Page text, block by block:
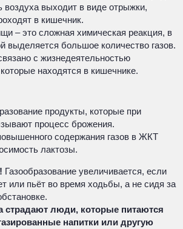
воздуха выходит в виде отрыжки,
в кишечник.
– это сложная химическая реакция, в
выделяется большое количество газов.
с жизнедеятельностью
находятся в кишечнике.
продукты, которые при
процесс брожения.
содержания газов в ЖКТ
лактозы.
Газообразование увеличивается, если
или пьёт во время ходьбы, а не сидя за
страдают люди, которые питаются
напитки или другую